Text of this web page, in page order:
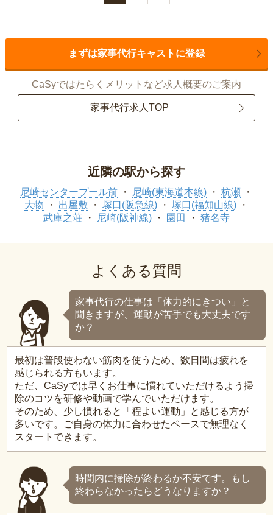
まずは家事代行キャストに登録
CaSyではたらくメリットなど求人概要のご案内
家事代行求人TOP
近隣の駅から探す
尼崎センタープール前 尼崎(東海道本線)
杭瀬
大物
出屋敷 塚口(阪急線)
塚口(福知山線)
武庫之荘
尼崎(阪神線) 園田 猪名寺
よくある質問
家事代行の仕事は「体力的にきつい」と
聞きますが、運動が苦手でも大丈夫です
か？
最初は普段使わない筋肉を使うため、数日間は疲れを
感じられる方もいます。
ただ、CaSyでは早くお仕事に慣れていただけるよう掃
除のコツを研修や動画で学んでいただけます。
そのため、少し慣れると「程よい運動」と感じる方が
多いです。ご自身の体力に合わせたペースで無理なく
スタートできます。
時間内に掃除が終わるか不安です。もし
終わらなかったらどうなりますか？